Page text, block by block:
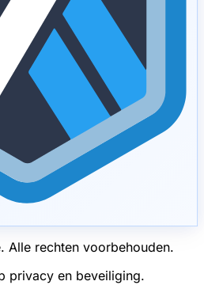
Alle rechten voorbehouden.
privacy en beveiliging.